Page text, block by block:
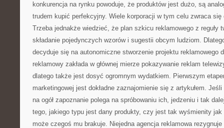
konkurencja na rynku powoduje, że produktów jest dużo, są
trudem kupić perfekcyjny. Wiele korporacji w tym celu zwraca się
Trzeba jednakże wiedzieć, że plan szkicu reklamowego z reguły
składanie pojedynczych wzorów i sugestii obcym ludziom.
decyduje się na autonomiczne stworzenie projektu reklamowego
reklamowy zakłada w głównej mierze pokazywanie reklam
dlatego także jest dosyć ogromnym wydatkiem. Pierwszym
marketingowej jest dokładne zaznajomienie się z artykułem.
na ogół zapoznanie polega na spróbowaniu ich, jedzeniu i tak
tego, jakiego typu jest dany produkty, czy jest tak wyśmienity
może czegoś mu brakuje. Niejedna agencja reklamowa